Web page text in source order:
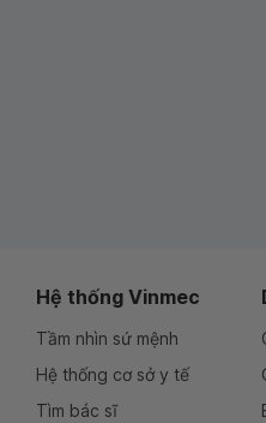
Hệ thống Vinmec
Tầm nhìn sứ mệnh
Hệ thống cơ sở y tế
Tìm bác sĩ